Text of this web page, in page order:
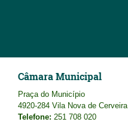
Câmara Municipal
Praça do Município
4920-284 Vila Nova de Cerveira
Telefone: 251 708 020